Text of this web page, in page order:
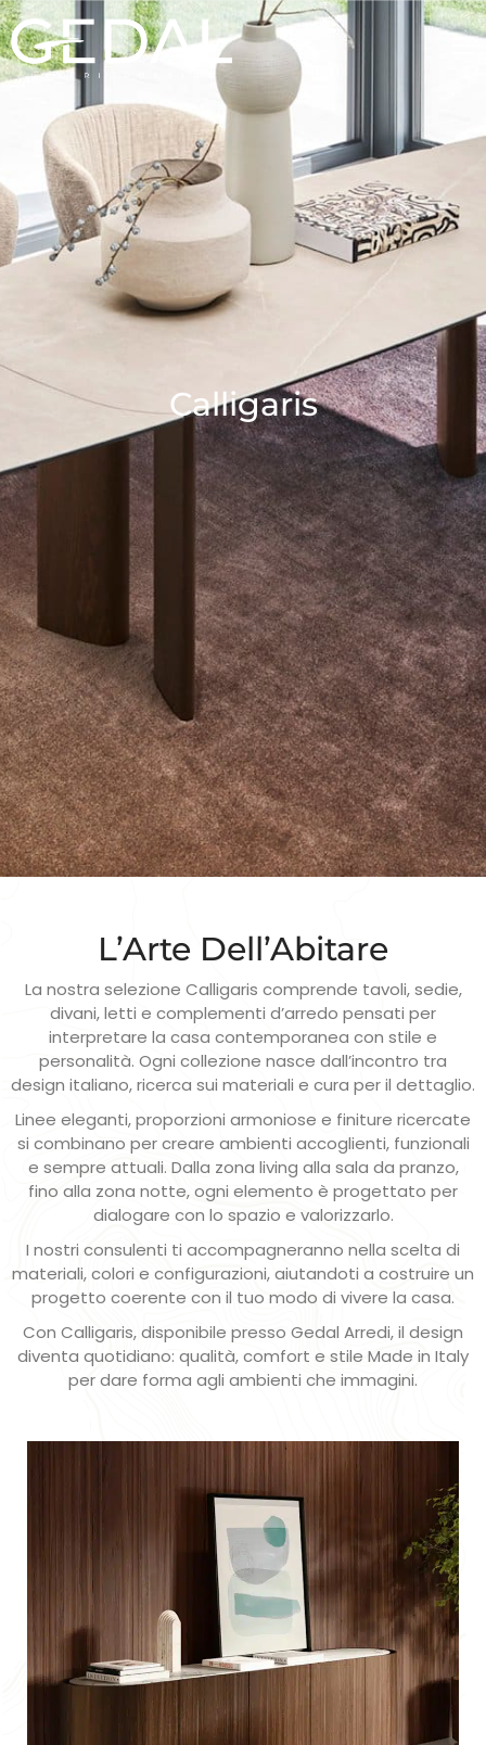
Calligaris
L’Arte Dell’Abitare
La nostra selezione Calligaris comprende tavoli, sedie,
divani, letti e complementi d’arredo pensati per
interpretare la casa contemporanea con stile e
personalità. Ogni collezione nasce dall’incontro tra
design italiano, ricerca sui materiali e cura per il dettaglio.
Linee eleganti, proporzioni armoniose e finiture ricercate
si combinano per creare ambienti accoglienti, funzionali
e sempre attuali. Dalla zona living alla sala da pranzo,
fino alla zona notte, ogni elemento è progettato per
dialogare con lo spazio e valorizzarlo.
I nostri consulenti ti accompagneranno nella scelta di
materiali, colori e configurazioni, aiutandoti a costruire un
progetto coerente con il tuo modo di vivere la casa.
Con Calligaris, disponibile presso Gedal Arredi, il design
diventa quotidiano: qualità, comfort e stile Made in Italy
per dare forma agli ambienti che immagini.